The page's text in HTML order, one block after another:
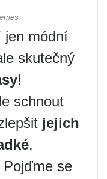
jen módní
skutečný
! ️
schnout
jejich
,
se